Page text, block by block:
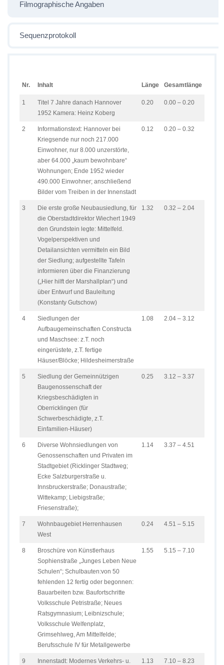
Filmographische Angaben
Sequenzprotokoll
Nr. Inhalt Länge Gesamtlänge
1
Titel 7 Jahre danach Hannover
1952 Kamera: Heinz Koberg
0.20 0.00 – 0.20
2
Informationstext: Hannover bei
Kriegsende nur noch 217.000
Einwohner, nur 8.000 unzerstörte,
aber 64.000 „kaum bewohnbare“
Wohnungen; Ende 1952 wieder
490.000 Einwohner; anschließend
Bilder vom Treiben in der Innenstadt
0.12 0.20 – 0.32
3
Die erste große Neubausiedlung, für
die Oberstadtdirektor Wiechert 1949
den Grundstein legte: Mittelfeld.
Vogelperspektiven und
Detailansichten vermitteln ein Bild
der Siedlung; aufgestellte Tafeln
informieren über die Finanzierung
(„Hier hilft der Marshallplan“) und
über Entwurf und Bauleitung
(Konstanty Gutschow)
1.32 0.32 – 2.04
4
Siedlungen der
Aufbaugemeinschaften Constructa
und Maschsee: z.T. noch
eingerüstete, z.T. fertige
Häuser/Blöcke; Hildesheimerstraße
1.08 2.04 – 3.12
5
Siedlung der Gemeinnützigen
Baugenossenschaft der
Kriegsbeschädigten in
Oberricklingen (für
Schwerbeschädigte, z.T.
Einfamilien-Häuser)
0.25 3.12 – 3.37
6
Diverse Wohnsiedlungen von
Genossenschaften und Privaten im
Stadtgebiet (Ricklinger Stadtweg;
Ecke Salzburgerstraße u.
Innsbruckerstraße; Donaustraße;
Wittekamp; Liebigstraße;
Friesenstraße);
1.14 3.37 – 4.51
7
Wohnbaugebiet Herrenhausen
West
0.24 4.51 – 5.15
8
Broschüre von Künstlerhaus
Sophienstraße „Junges Leben Neue
Schulen“; Schulbauten:von 50
fehlenden 12 fertig oder begonnen:
Bauarbeiten bzw. Baufortschritte
Volksschule Petristraße; Neues
Ratsgymnasium; Leibnizschule;
Volksschule Welfenplatz,
Grimsehlweg, Am Mittelfelde;
Berufsschule IV für Metallgewerbe
1.55 5.15 – 7.10
9
Innenstadt: Modernes Verkehrs- u.
1.13 7.10 – 8.23